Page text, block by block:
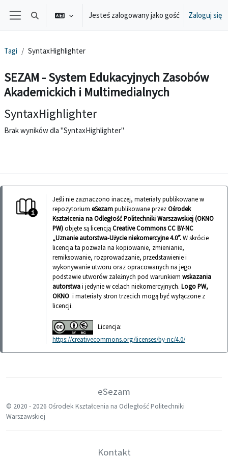
Przejdź do głównej zawartości
Panel boczny
Przełącznik wyszukiwarkiJesteś zalogowany jako gość Zaloguj się
Tagi SyntaxHighlighter
SEZAM - System Edukacyjnych Zasobów
Akademickich i Multimedialnych
SyntaxHighlighter
Brak wyników dla "SyntaxHighlighter"
Jeśli nie zaznaczono inaczej, materiały publikowane w
repozytorium eSezampublikowane przezOśrodek
Kształcenia na Odległość Politechniki Warszawskiej (OKNO
PW)objęte są licencjąCreative Commons CC BY-NC
„Uznanie autorstwa-Użycie niekomercyjne 4.0”.W skrócie
licencja ta pozwala na kopiowanie, zmienianie,
remiksowanie, rozprowadzanie, przedstawienie i
wykonywanie utworu oraz opracowanych na jego
podstawie utworów zależnych pod warunkiem wskazania
autorstwai jedynie w celach niekomercyjnych. Logo PW,
OKNO i materiały stron trzecich mogą być wyłączone z
licencji.
Licencja:
https://creativecommons.org/licenses/by-nc/4.0/
eSezam
© 2020 - 2026 Ośrodek Kształcenia na Odległość Politechniki
Warszawskiej
Kontakt